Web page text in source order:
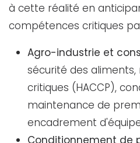
à cette réalité en
compétences critiques
Agro-industrie et
sécurité des
critiques (HACCP),
maintenance de
encadrement
Conditionnement de